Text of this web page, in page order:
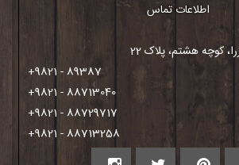
اطلاعات تماس
کوچه هشتم، پلاک 22
+9821 - 89387
+9821 - 88713040
+9821 - 88729717
+9821 - 88713258